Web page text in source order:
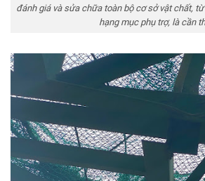
đánh giá và sửa chữa toàn bộ cơ sở vật chất,
hạng mục phụ trợ, là cần